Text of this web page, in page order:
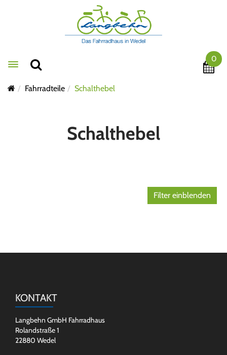
Toggle navigation
0
Fahrradteile Schalthebel
Schalthebel
Filter einblenden
KONTAKT
Langbehn GmbH Fahrradhaus
Rolandstraße 1
22880 Wedel